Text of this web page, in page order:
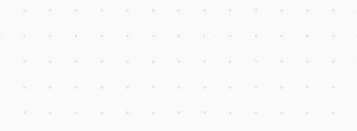
Member
atau Wallet-ID